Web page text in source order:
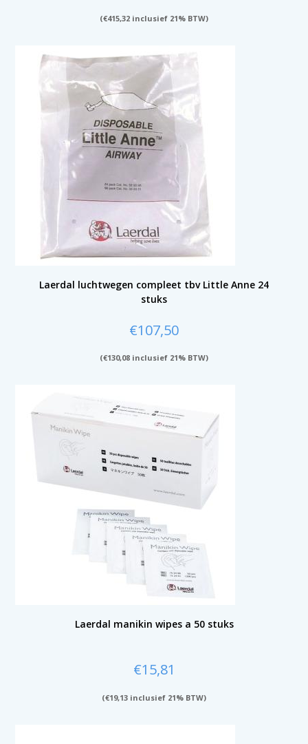
(€415,32 inclusief 21% BTW)
Laerdal luchtwegen compleet tbv Little Anne 24
stuks
€107,50
(€130,08 inclusief 21% BTW)
Laerdal manikin wipes a 50 stuks
€15,81
(€19,13 inclusief 21% BTW)